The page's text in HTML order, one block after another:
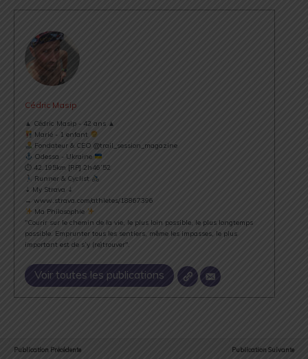
Cédric Masip
▲ Cédric Masip - 42 ans ▲
Marié - 1 enfant
Fondateur & CEO @trail_session_magazine
Odessa - Ukraine
⏱ 42.195km [RP] 2h46’52
Runner & Cyclist
⇣ My Strava ⇣
→ www.strava.com/athletes/18867396
Ma Philosophie
"Courir sur le chemin de la vie, le plus loin possible, le plus longtemps
possible. Emprunter tous les sentiers, même les impasses, le plus
important est de s’y (re)trouver".
Voir toutes les publications
Publication Précédente
Publication Suivante